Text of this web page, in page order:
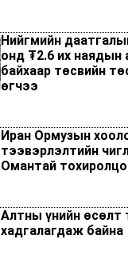
Нийгмийн
онд ₮2.6 их наядын
байхаар төсвийн
өгчээ
Иран Ормузын
тээвэрлэлтийн
Омантай
Алтны үнийн өсөлт
хадгалагдаж байна